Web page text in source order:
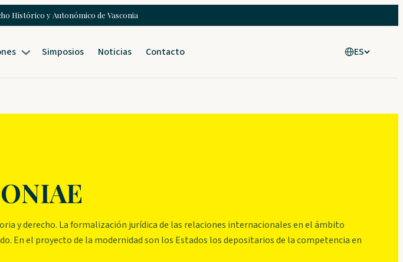
Histórico y Autonómico de Vasconia
Simposios Noticias Contacto ES
y derecho. La formalización jurídica de las relaciones internacionales en el ámbito
En el proyecto de la modernidad son los Estados los depositarios de la competencia en